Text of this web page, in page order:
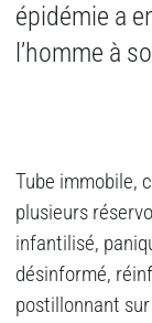
épidémie a
l’homme à
Tube immobile,
plusieurs
infantilisé,
désinformé,
postillonnant